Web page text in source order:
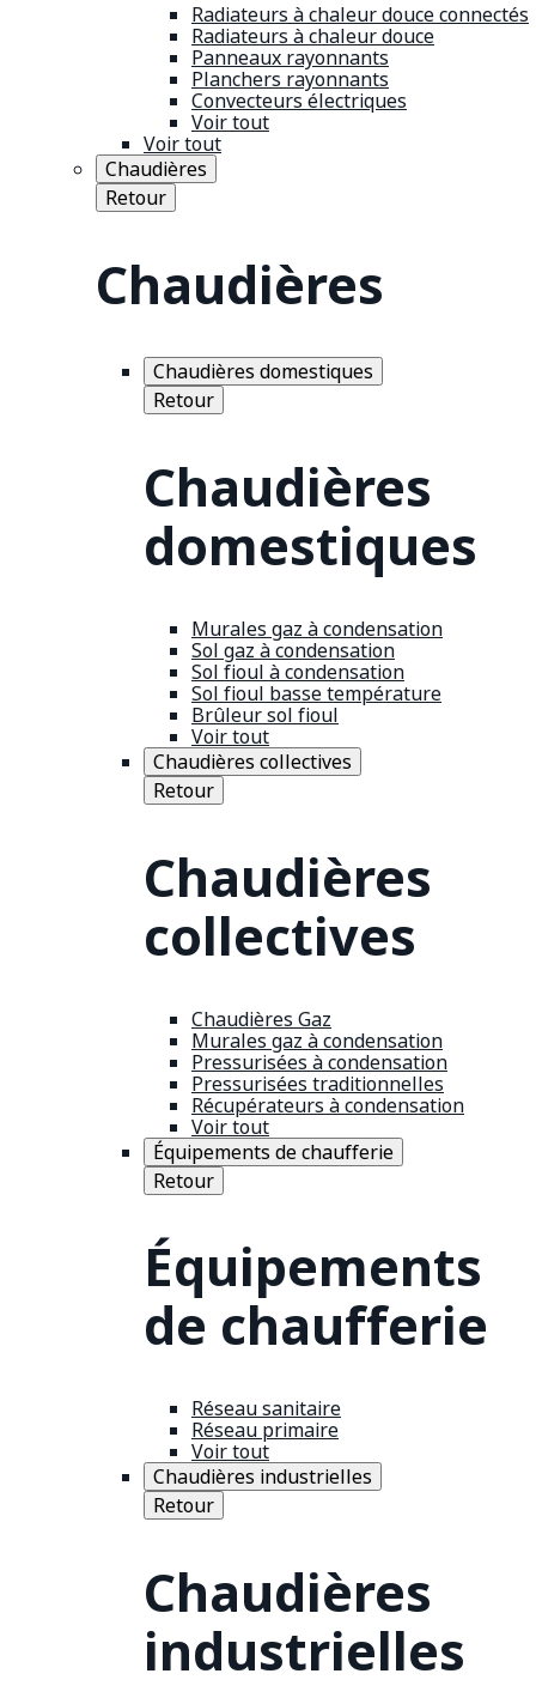
Radiateurs à chaleur douce connectés
Radiateurs à chaleur douce
Panneaux rayonnants
Planchers rayonnants
Convecteurs électriques
Voir tout
Voir tout
Chaudières
Retour
Chaudières
Chaudières domestiques
Retour
Chaudières
domestiques
Murales gaz à condensation
Sol gaz à condensation
Sol fioul à condensation
Sol fioul basse température
Brûleur sol fioul
Voir tout
Chaudières collectives
Retour
Chaudières
collectives
Chaudières Gaz
Murales gaz à condensation
Pressurisées à condensation
Pressurisées traditionnelles
Récupérateurs à condensation
Voir tout
Équipements de chaufferie
Retour
Équipements
de chaufferie
Réseau sanitaire
Réseau primaire
Voir tout
Chaudières industrielles
Retour
Chaudières
industrielles